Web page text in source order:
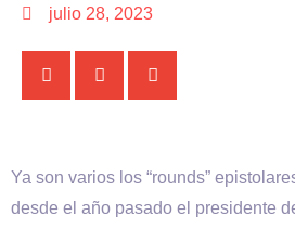
julio 28, 2023
Ya son varios los “rounds”
desde el año pasado el presidente